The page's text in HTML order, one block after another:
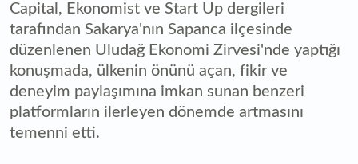
Capital, Ekonomist ve Start Up dergileri
tarafından Sakarya'nın Sapanca ilçesinde
düzenlenen Uludağ Ekonomi Zirvesi'nde yaptığı
konuşmada, ülkenin önünü açan, fikir ve
deneyim paylaşımına imkan sunan benzeri
platformların ilerleyen dönemde artmasını
temenni etti.